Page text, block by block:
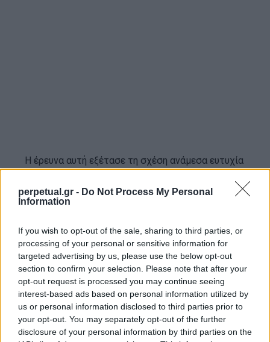
perpetual.gr - Do Not Process My Personal
Information
If you wish to opt-out of the sale, sharing to third parties, or
processing of your personal or sensitive information for
targeted advertising by us, please use the below opt-out
section to confirm your selection. Please note that after your
opt-out request is processed you may continue seeing
interest-based ads based on personal information utilized by
us or personal information disclosed to third parties prior to
your opt-out. You may separately opt-out of the further
disclosure of your personal information by third parties on the
Η έρευνα αυτή εξέτασε τη σχέση ανάμεσα ευτυχία
δημιουργούνται από την ανάρτηση φωτογραφιών
πλατφόρμα κοινής χρήσης φωτογραφιών, το
Instagram. Στην έρευνα συμμετείχαν 373 άτομα,
όπου το 22,6% ήταν άνδρες, το 77,1% γυναίκες και
ένα άτομο που αρνήθηκε να δώσει πληροφορίες
για το φύλο του. Το 73% των ερωτηθέντων ήταν
κάτω των 25 ετών.